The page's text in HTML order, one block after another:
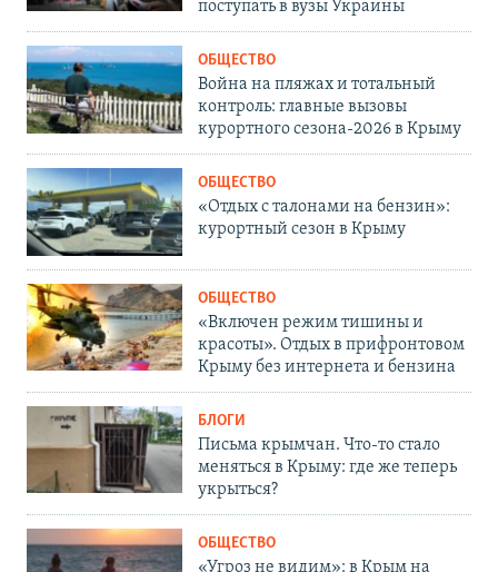
поступать в вузы Украины
ОБЩЕСТВО
Война на пляжах и тотальный
контроль: главные вызовы
курортного сезона-2026 в Крыму
ОБЩЕСТВО
«Отдых с талонами на бензин»:
курортный сезон в Крыму
ОБЩЕСТВО
«Включен режим тишины и
красоты». Отдых в прифронтовом
Крыму без интернета и бензина
БЛОГИ
Письма крымчан. Что-то стало
меняться в Крыму: где же теперь
укрыться?
ОБЩЕСТВО
«Угроз не видим»: в Крым на